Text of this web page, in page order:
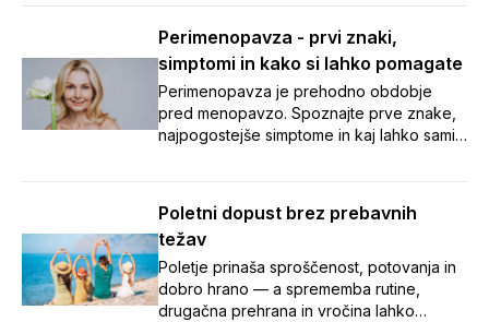
Perimenopavza - prvi znaki,
simptomi in kako si lahko pomagate
Perimenopavza je prehodno obdobje
pred menopavzo. Spoznajte prve znake,
najpogostejše simptome in kaj lahko sami
Poletni dopust brez prebavnih
težav
Poletje prinaša sproščenost, potovanja in
dobro hrano — a sprememba rutine,
drugačna prehrana in vročina lahko